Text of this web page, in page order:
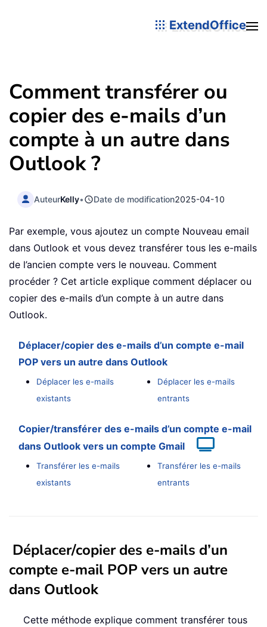
ExtendOffice
Comment transférer ou
copier des e-mails d’un
compte à un autre dans
Outlook ?
AuteurKelly• Date de modification2025-04-10
Par exemple, vous ajoutez un compte Nouveau email
dans Outlook et vous devez transférer tous les e-mails
de l’ancien compte vers le nouveau. Comment
procéder ? Cet article explique comment déplacer ou
copier des e-mails d’un compte à un autre dans
Outlook.
Déplacer/copier des e-mails d’un compte e-mail
POP vers un autre dans Outlook
Déplacer les e-mails
existants
Déplacer les e-mails
entrants
Copier/transférer des e-mails d’un compte e-mail
dans Outlook vers un compte Gmail
Transférer les e-mails
existants
Transférer les e-mails
entrants
Déplacer/copier des e-mails d’un
compte e-mail POP vers un autre
dans Outlook
Cette méthode explique comment transférer tous